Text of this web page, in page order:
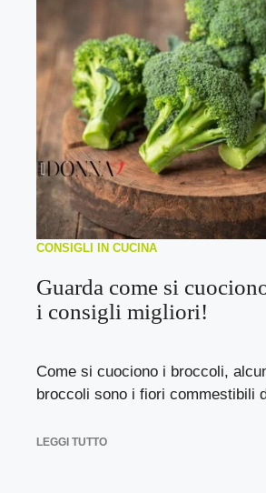
CONSIGLI IN CUCINA
Guarda come si
i consigli migliori!
Come si cuociono i broccoli,
broccoli sono i fiori commestibili
LEGGI TUTTO